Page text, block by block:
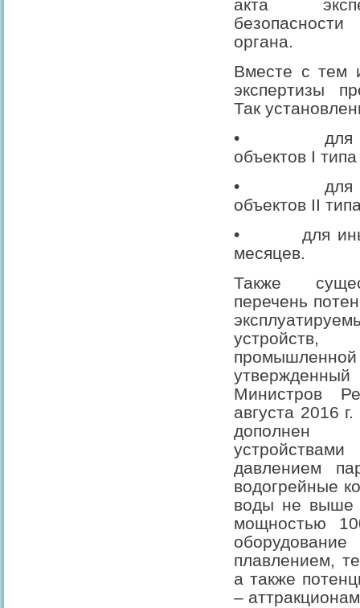
акта
безопасности
органа.
Вместе с тем
экспертизы
Так
•
для
объектов I
•
для
объектов II
•
для
месяцев.
Также
перечень
устройств,
Министров
августа 2016
дополнен
давлением
водогрейные
воды не выше
мощностью
плавлением,
а также
–